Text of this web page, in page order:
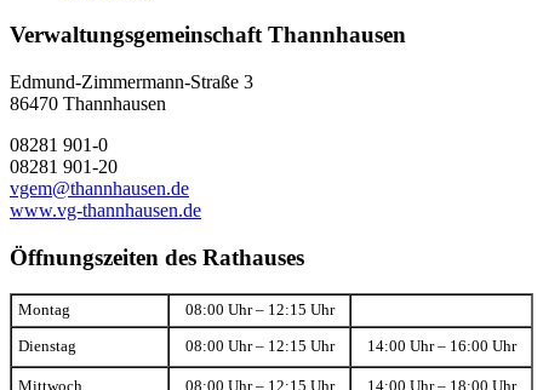
Verwaltungsgemeinschaft Thannhausen
Edmund-Zimmermann-Straße 3
86470 Thannhausen
08281 901-0
08281 901-20
vgem@thannhausen.de
www.vg-thannhausen.de
Öffnungszeiten des Rathauses
Montag 08:00 Uhr – 12:15 Uhr
Dienstag 08:00 Uhr – 12:15 Uhr 14:00 Uhr – 16:00 Uhr